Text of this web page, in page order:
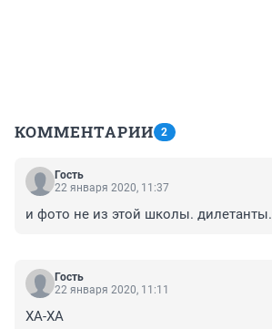
КОММЕНТАРИИ 2
Гость
22 января 2020, 11:37
и фото не из этой школы. дилетанты.
Гость
22 января 2020, 11:11
ХА-ХА